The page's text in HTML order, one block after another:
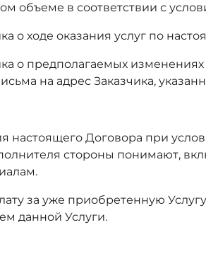
объеме в соответствии с
о ходе оказания услуг по
о предполагаемых
на адрес Заказчика,
настоящего Договора при
стороны понимают,
за уже приобретенную
данной Услуги.